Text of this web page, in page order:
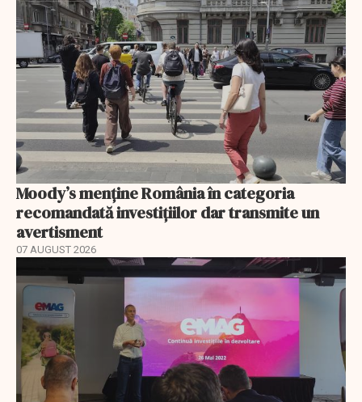
Moody’s menține România în categoria
recomandată investițiilor dar transmite un
avertisment
07 AUGUST 2026